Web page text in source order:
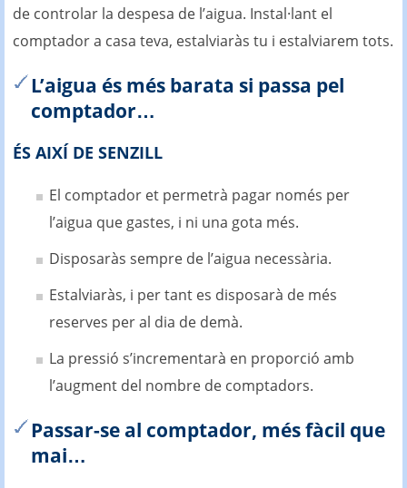
de controlar la despesa de l’aigua. Instal·lant el
comptador a casa teva, estalviaràs tu i estalviarem tots.
L’aigua és més barata si passa pel
comptador…
ÉS AIXÍ DE SENZILL
El comptador et permetrà pagar només per
l’aigua que gastes, i ni una gota més.
Disposaràs sempre de l’aigua necessària.
Estalviaràs, i per tant es disposarà de més
reserves per al dia de demà.
La pressió s’incrementarà en proporció amb
l’augment del nombre de comptadors.
Passar-se al comptador, més fàcil que
mai…